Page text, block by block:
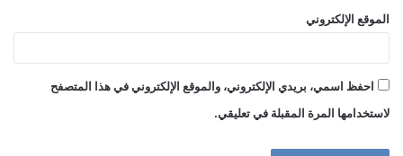
الموقع الإلكتروني
احفظ اسمي، بريدي الإلكتروني، والموقع الإلكتروني في هذا المتصفح
لاستخدامها المرة المقبلة في تعليقي.